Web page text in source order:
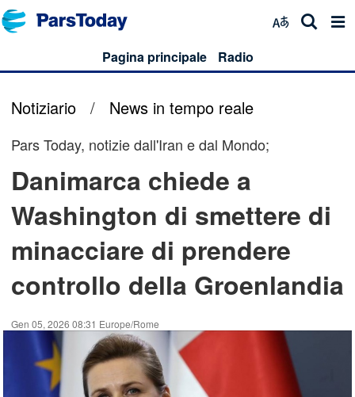
Pagina principale Radio
Notiziario / News in tempo reale
Pars Today, notizie dall'Iran e dal Mondo;
Danimarca chiede a
Washington di smettere di
minacciare di prendere
controllo della Groenlandia
Gen 05, 2026 08:31 Europe/Rome